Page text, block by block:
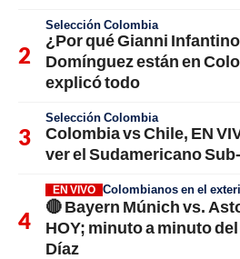
Selección Colombia
¿Por qué Gianni
Domínguez están en
explicó todo
Selección Colombia
Colombia vs Chile, EN
ver el Sudamericano
EN VIVO Colombianos en el
🔴 Bayern Múnich vs.
HOY; minuto a minuto
Díaz